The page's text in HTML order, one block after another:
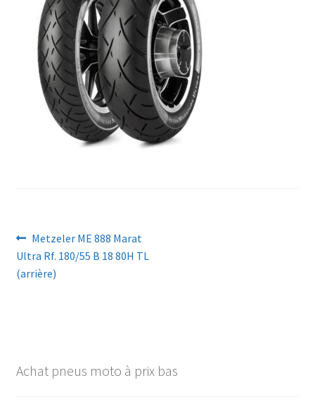
Navigation
de
Article
précédent :
Metzeler ME 888 Marat
Ultra Rf. 180/55 B 18 80H TL
(arrière)
Achat pneus moto à prix bas